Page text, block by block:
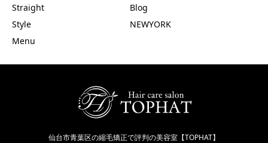
Straight
Style
Menu
Blog
NEWYORK
仙台市青葉区の縮毛矯正で評判の美容室【TOPHAT】